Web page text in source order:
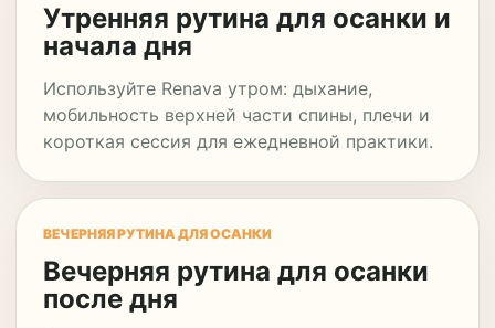
Утренняя рутина для осанки и
начала дня
Используйте Renava утром: дыхание,
мобильность верхней части спины, плечи и
короткая сессия для ежедневной практики.
ВЕЧЕРНЯЯ РУТИНА ДЛЯ ОСАНКИ
Вечерняя рутина для осанки
после дня